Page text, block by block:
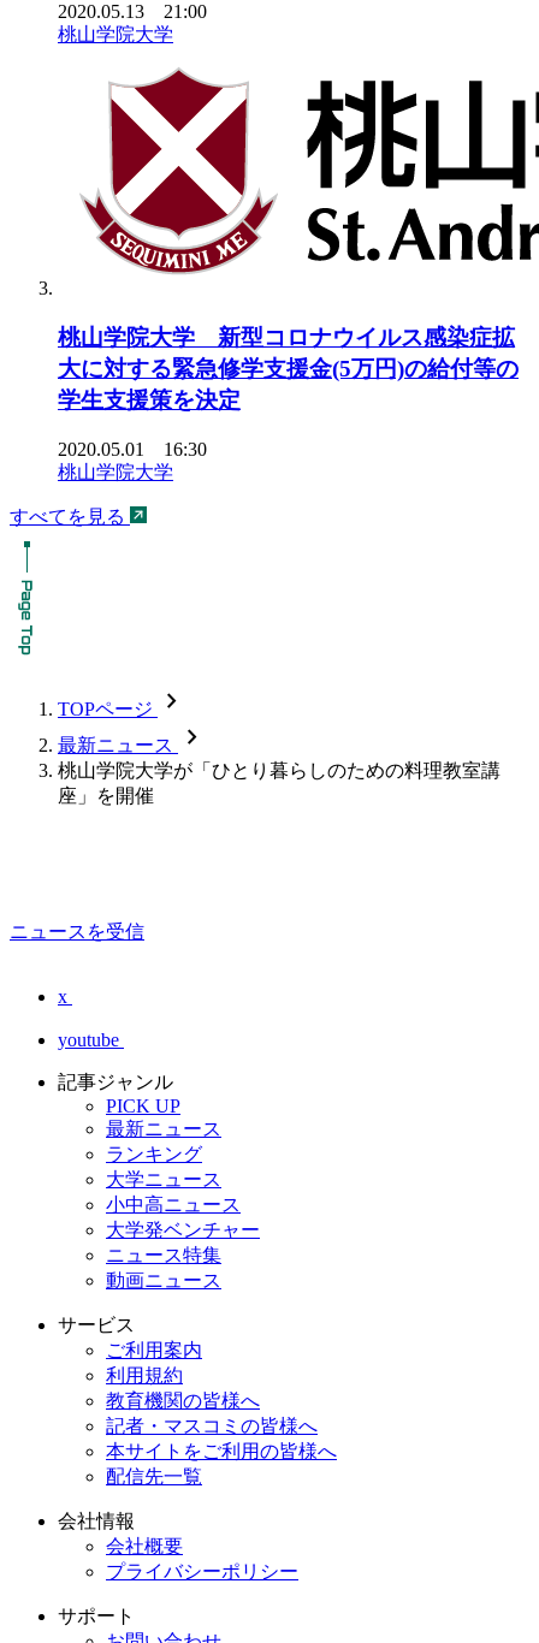
2020.05.13 21:00
桃山学院大学
桃山学院大学 新型コロナウイルス感染症拡
大に対する緊急修学支援金(5万円)の給付等の
学生支援策を決定
2020.05.01 16:30
桃山学院大学
すべてを見る
TOPページ chevron_forward
最新ニュース chevron_forward
桃山学院大学が「ひとり暮らしのための料理教室講
座」を開催
ニュースを受信
x
youtube
記事ジャンル
PICK UP
最新ニュース
ランキング
大学ニュース
小中高ニュース
大学発ベンチャー
ニュース特集
動画ニュース
サービス
ご利用案内
利用規約
教育機関の皆様へ
記者・マスコミの皆様へ
本サイトをご利用の皆様へ
配信先一覧
会社情報
会社概要
プライバシーポリシー
サポート